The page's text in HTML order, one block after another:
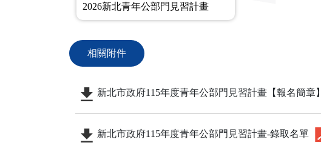
2026新北青年公部門見習計畫
相關附件
新北市政府115年度青年公部門見習計畫【報名簡章】
新北市政府115年度青年公部門見習計畫-錄取名單